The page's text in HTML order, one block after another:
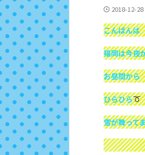
2018-12-28
こんばんは
福岡は今夜
お昼間から
ひらひら
雪が舞って